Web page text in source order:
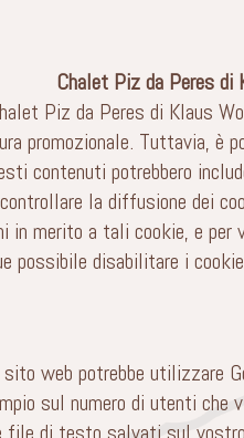
Chalet Piz da Peres
Piz da Peres di Klaus
promozionale. Tuttavia, è
contenuti potrebbero
la diffusione dei
in merito a tali cookie, e
possibile disabilitare i
web potrebbe utilizzare
sul numero di utenti